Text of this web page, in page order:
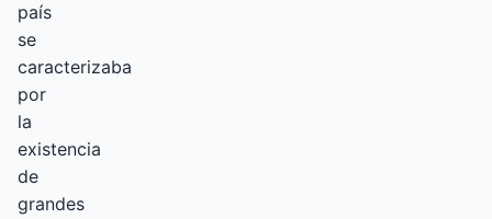
país
se
caracterizaba
por
la
existencia
de
grandes